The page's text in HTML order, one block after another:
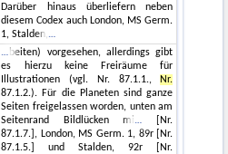
Darüber hinaus überliefern neben
diesem Codex auch London, MS Germ.
1, Stalden,
beiten) vorgesehen, allerdings gibt
es hierzu keine Freiräume für
Illustrationen (vgl. Nr. 87.1.1., Nr.
87.1.2.). Für die Planeten sind ganze
Seiten freigelassen worden, unten am
Seitenrand Bildlücken mi
[Nr.
87.1.7.], London, MS Germ. 1, 89r [Nr.
87.1.5.] und Stalden, 92r [Nr.